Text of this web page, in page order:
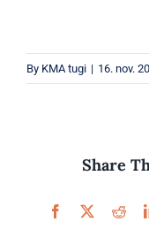
Kaubamärgid
By KMA tugi | 16. nov.
Share
Facebook
X